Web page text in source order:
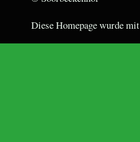
Diese Homepage wurde mit